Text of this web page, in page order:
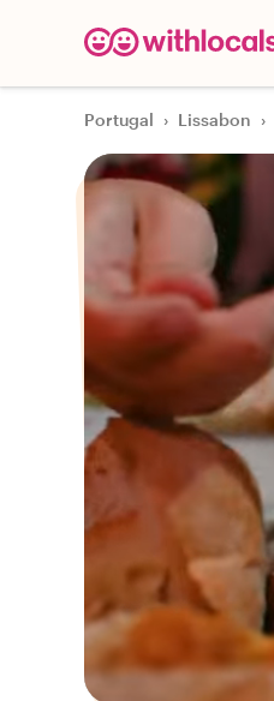
Portugal › Lissabon ›